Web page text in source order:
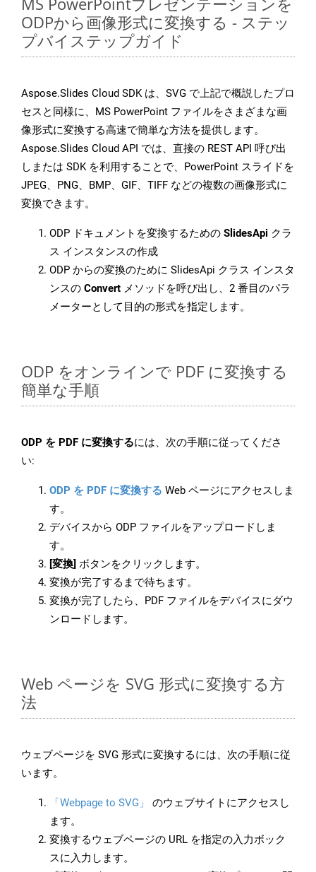
ODPから画像形式に変換する - ステッ
プバイステップガイド
Aspose.Slides Cloud SDK は、SVG で上記で概説したプロ
セスと同様に、MS PowerPoint ファイルをさまざまな画
像形式に変換する高速で簡単な方法を提供します。
Aspose.Slides Cloud API では、直接の REST API 呼び出
しまたは SDK を利用することで、PowerPoint スライドを
JPEG、PNG、BMP、GIF、TIFF などの複数の画像形式に
変換できます。
ODP ドキュメントを変換するための SlidesApi クラ
ス インスタンスの作成
ODP からの変換のために SlidesApi クラス インスタ
ンスの Convert メソッドを呼び出し、2 番目のパラ
メーターとして目的の形式を指定します。
ODP をオンラインで PDF に変換する
簡単な手順
ODP を PDF に変換するには、次の手順に従ってくださ
い:
ODP を PDF に変換する Web ページにアクセスしま
す。
デバイスから ODP ファイルをアップロードしま
す。
[変換] ボタンをクリックします。
変換が完了するまで待ちます。
変換が完了したら、PDF ファイルをデバイスにダウ
ンロードします。
Web ページを SVG 形式に変換する方
法
ウェブページを SVG 形式に変換するには、次の手順に従
います。
「Webpage to SVG」
のウェブサイトにアクセスし
ます。
変換するウェブページの URL を指定の入力ボック
スに入力します。